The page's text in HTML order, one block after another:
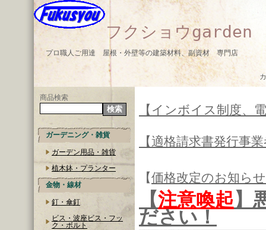
フクショウgarden
プロ職人ご用達 屋根・外壁等の建築材料、副資材 専門店
商品検索
ガーデニング・雑貨
ガーデン用品・雑貨
植木鉢・プランター
金物・線材
釘・傘釘
ビス・波座ビス・フッ
ク・ボルト
【インボイス制度、
【適格請求書発行事
【価格改定のお知らせ
【注意喚起】
ださい！